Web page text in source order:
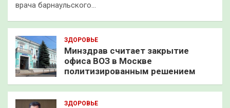
врача барнаульского…
ЗДОРОВЬЕ
Минздрав считает закрытие
офиса ВОЗ в Москве
политизированным решением
ЗДОРОВЬЕ